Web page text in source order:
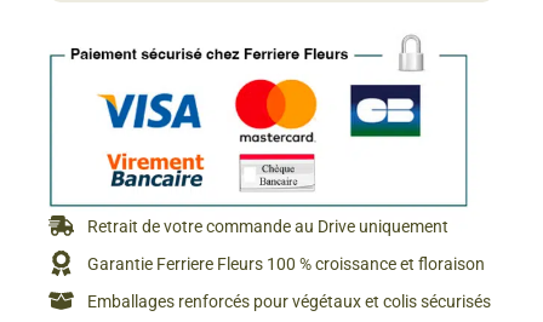
Retrait de votre commande au Drive uniquement
Garantie Ferriere Fleurs 100 % croissance et floraison
Emballages renforcés pour végétaux et colis sécurisés